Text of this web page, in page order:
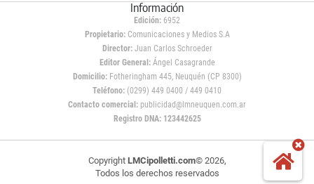
Información
Edición: 6952
Propietario:Comunicaciones y Medios S.A
Director: Juan Carlos Schroeder
Editor General:Ángel Casagrande
Domicilio:Fotheringham 445, Neuquén (CP 8300)
Teléfono: (0299) 449 0400 / 449 0410
Contacto comercial: publicidad@lmneuquen.com.ar
Registro DNA: 123442625
Copyright LMCipolletti.com© 2026,
Todos los derechos reservados